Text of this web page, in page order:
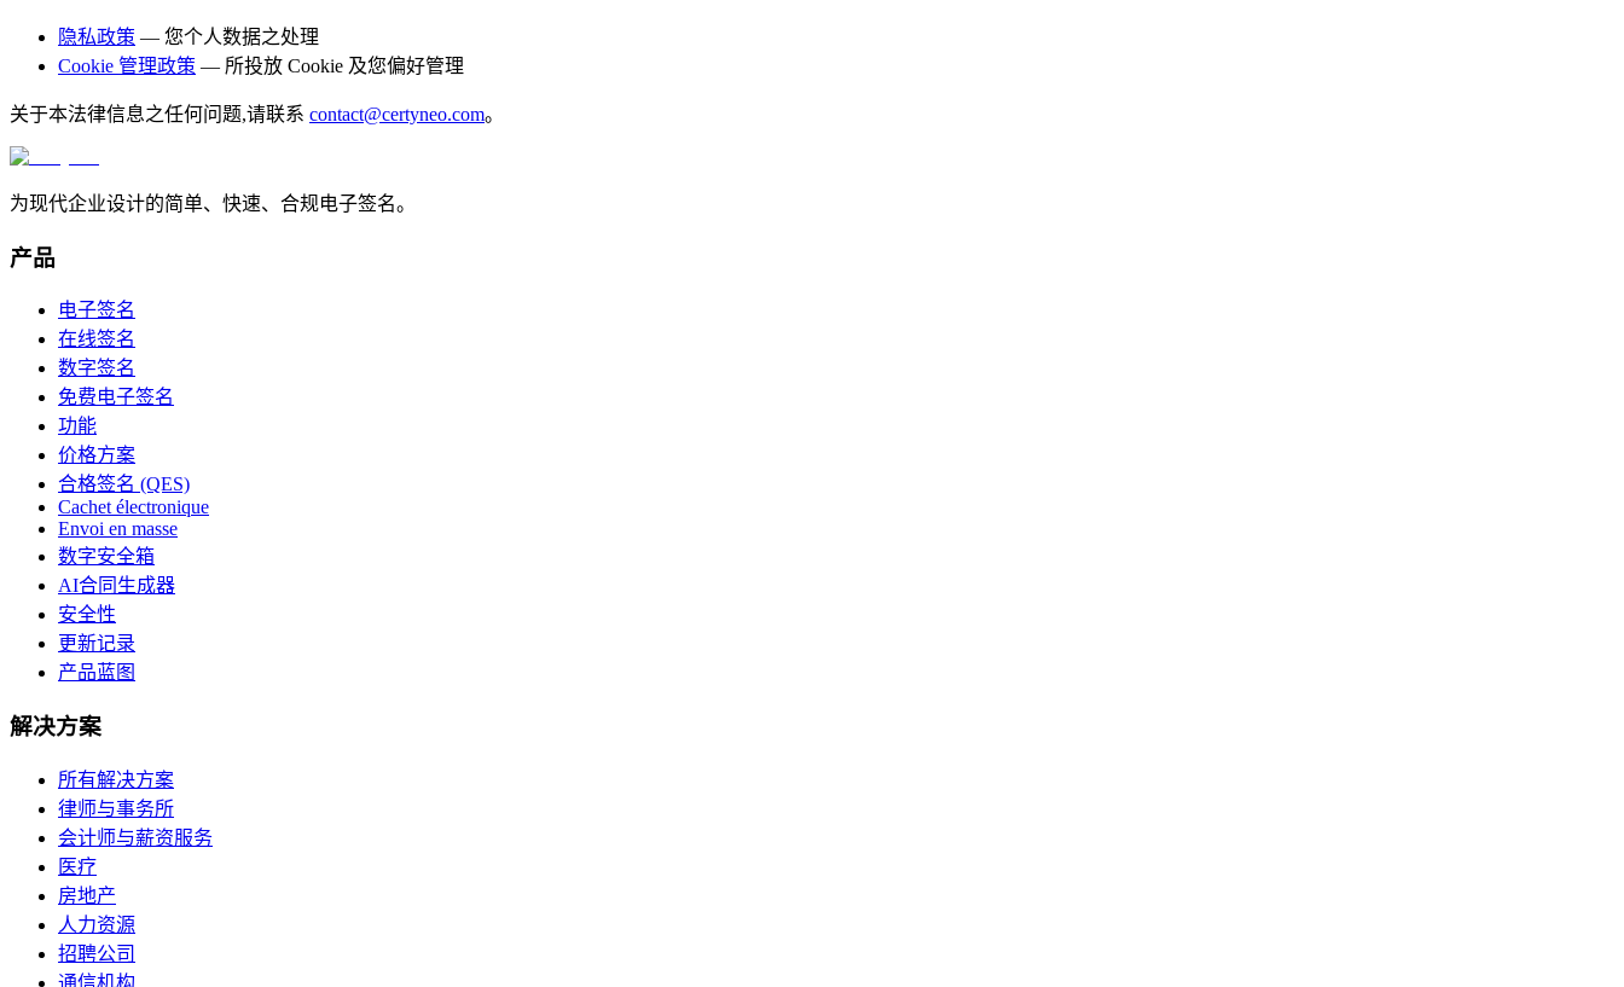
隐私政策 — 您个人数据之处理
Cookie 管理政策 — 所投放 Cookie 及您偏好管理
关于本法律信息之任何问题,请联系 contact@certyneo.com。
为现代企业设计的简单、快速、合规电子签名。
产品
电子签名
在线签名
数字签名
免费电子签名
功能
价格方案
合格签名 (QES)
Cachet électronique
Envoi en masse
数字安全箱
AI合同生成器
安全性
更新记录
产品蓝图
解决方案
所有解决方案
律师与事务所
会计师与薪资服务
医疗
房地产
人力资源
招聘公司
通信机构